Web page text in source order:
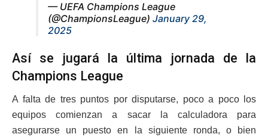
— UEFA Champions League
(@ChampionsLeague) January 29,
2025
Así se jugará la última jornada de la
Champions League
A falta de tres puntos por disputarse, poco a poco los
equipos comienzan a sacar la calculadora para
asegurarse un puesto en la siguiente ronda, o bien